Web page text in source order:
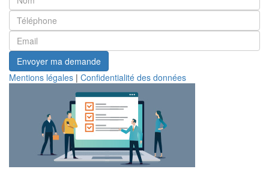
Envoyer ma demande
Mentions légales | Confidentialité des données